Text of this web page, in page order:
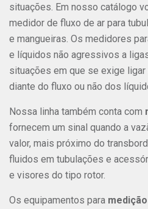
situações. Em nosso catálogo
medidor de fluxo de ar para
e mangueiras. Os medidores
e líquidos não agressivos a
situações em que se exige
diante do fluxo ou não dos
Nossa linha também conta com
fornecem um sinal quando a
valor, mais próximo do
fluidos em tubulações e
e visores do tipo rotor.
Os equipamentos para